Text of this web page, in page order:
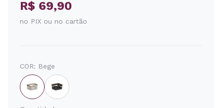
R$ 69,90
no PIX ou no cartão
COR: Bege